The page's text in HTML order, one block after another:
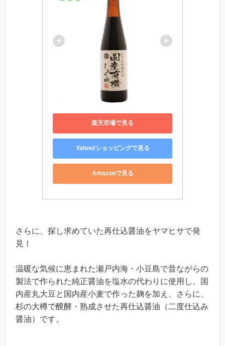
楽天市場で見る
Yahoo!ショッピングで見る
Amazonで見る
さらに、探し求めていた再仕込醤油をヤマヒサで発
見！
温暖な気候に恵まれた瀬戸内海・小豆島で昔ながらの
製法で作られた純正醤油を塩水の代わりに使用し、国
内産丸大豆と国内産小麦で作った麹を加え、さらに、
杉の大樽で醗酵・熟成させた再仕込醤油（二度仕込み
醤油）です。